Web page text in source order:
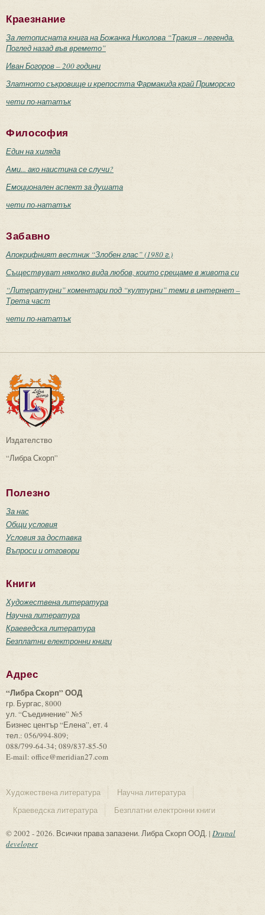
Краезнание
За летописната книга на Божанка Николова “Тракия – легенда.
Поглед назад във времето”
Иван Богоров – 200 години
Златното съкровище и крепостта Фармакида край Приморско
чети по-нататък
Философия
Един на хиляда
Ами... ако наистина се случи?
Емоционален аспект за душата
чети по-нататък
Забавно
Апокрифният вестник “Злобен глас” (1980 г.)
Съществуват няколко вида любов, които срещаме в живота си
“Литературни” коментари под “културни” теми в интернет –
Трета част
чети по-нататък
Издателство
“Либра Скорп”
Полезно
За нас
Общи условия
Условия за доставка
Въпроси и отговори
Книги
Художествена литература
Научна литература
Краеведска литература
Безплатни електронни книги
Адрес
“Либра Скорп” ООД
гр. Бургас, 8000
ул. “Съединение” №5
Бизнес център “Елена”, ет. 4
тел.: 056/994-809;
088/799-64-34; 089/837-85-50
E-mail: office@meridian27.com
Художествена литература
Научна литература
Краеведска литература
Безплатни електронни книги
© 2002 - 2026. Всички права запазени. Либра Скорп ООД. | Drupal
developer